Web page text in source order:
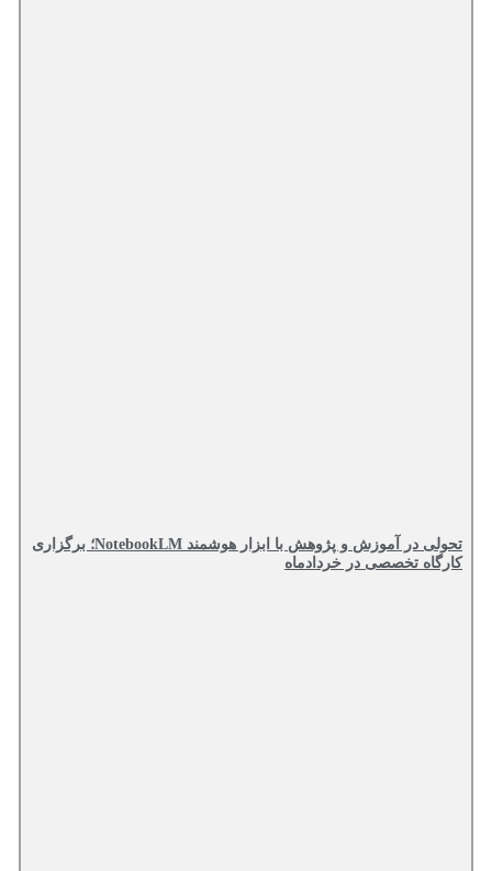
تحولی در آموزش و پژوهش با ابزار هوشمند NotebookLM؛ برگزاری
کارگاه تخصصی در خردادماه